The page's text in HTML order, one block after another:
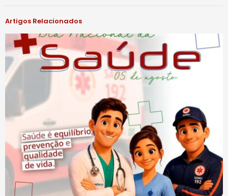
Artigos Relacionados